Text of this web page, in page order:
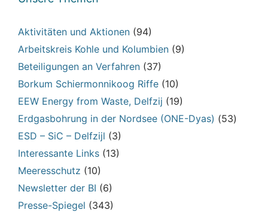
Aktivitäten und Aktionen (94)
Arbeitskreis Kohle und Kolumbien (9)
Beteiligungen an Verfahren (37)
Borkum Schiermonnikoog Riffe (10)
EEW Energy from Waste, Delfzij (19)
Erdgasbohrung in der Nordsee (ONE-Dyas) (53)
ESD – SiC – Delfzijl (3)
Interessante Links (13)
Meeresschutz (10)
Newsletter der BI (6)
Presse-Spiegel (343)